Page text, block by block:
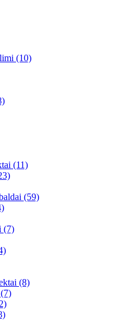
(10)
(11)
(59)
(7)
(8)